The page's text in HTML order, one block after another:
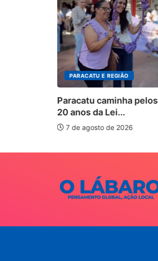
PARACATU E REGIÃO
Paracatu caminha pelos
20 anos da Lei...
7 de agosto de 2026